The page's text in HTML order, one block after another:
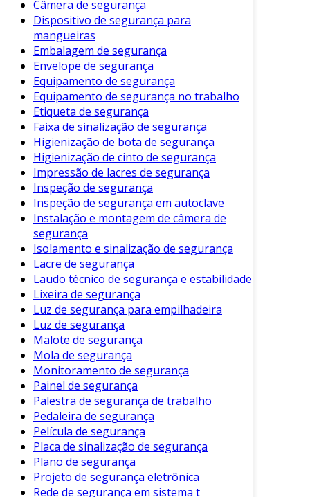
Câmeras Dome: Compactas e discretas,
ideais para ambientes internos.
Câmeras Bullet: Com um design mais
robusto, são ótimas para áreas externas.
Câmeras PTZ (Pan-Tilt-Zoom): Podem
ser movimentadas remotamente,
oferecendo uma visão mais abrangente.
Como Escolher a Câmera Ideal
Escolher a câmera de segurança certa depende
de diversos fatores. Antes de tomar uma
decisão, considere os seguintes aspectos:
Necessidade de Resolução
alta definição fornecem imagens mais
nítidas.
Tipo de Ambiente: Avalie se a câmera
será instalada interna ou externamente.
Conectividade: Considere se você deseja
acesso remoto às imagens.
Orçamento: Defina um limite de gastos
para escolher opções que se adequem ao
seu bolso.
Recursos Adicionais: Algumas câmeras
oferecem recursos como visão noturna e
detecção de movimento.
Instalação e Manutenção
Câmera de segurança
Dispositivo de segurança para
mangueiras
Embalagem de segurança
Envelope de segurança
Equipamento de segurança
Equipamento de segurança no trabalho
Etiqueta de segurança
Faixa de sinalização de segurança
Higienização de bota de segurança
Higienização de cinto de segurança
Impressão de lacres de segurança
Inspeção de segurança
Inspeção de segurança em autoclave
Instalação e montagem de câmera de
segurança
Isolamento e sinalização de segurança
Lacre de segurança
Laudo técnico de segurança e estabilidade
Lixeira de segurança
Luz de segurança para empilhadeira
Luz de segurança
Malote de segurança
Mola de segurança
Monitoramento de segurança
Painel de segurança
Palestra de segurança de trabalho
Pedaleira de segurança
Película de segurança
Placa de sinalização de segurança
Plano de segurança
Projeto de segurança eletrônica
Rede de segurança em sistema t